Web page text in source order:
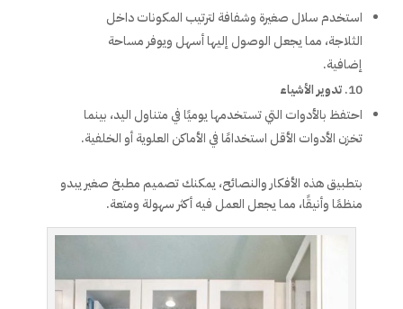
استخدم سلال صغيرة وشفافة لترتيب المكونات داخل
الثلاجة، مما يجعل الوصول إليها أسهل ويوفر مساحة
إضافية.
تدوير الأشياء
احتفظ بالأدوات التي تستخدمها يوميًا في متناول اليد، بينما
تخزن الأدوات الأقل استخدامًا في الأماكن العلوية أو الخلفية.
بتطبيق هذه الأفكار والنصائح، يمكنك تصميم مطبخ صغير يبدو
منظمًا وأنيقًا، مما يجعل العمل فيه أكثر سهولة ومتعة.